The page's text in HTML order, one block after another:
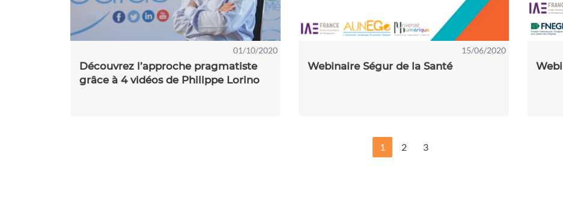
01/10/2020
Découvrez l’approche pragmatiste
grâce à 4 vidéos de Philippe Lorino
15/06/2020
Webinaire Ségur de la Santé
1 2 3